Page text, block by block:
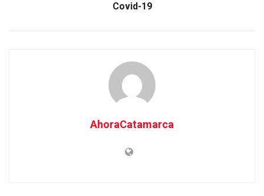
Covid-19
AhoraCatamarca